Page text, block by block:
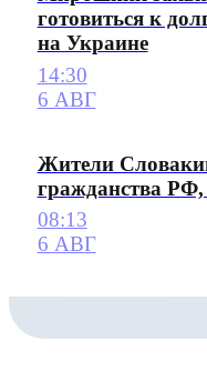
готовиться к
на Украине
14:30
6 АВГ
Жители
гражданства РФ,
08:13
6 АВГ